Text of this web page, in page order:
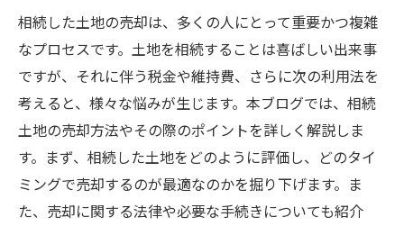
相続した土地の売却は、多くの人にとって重要かつ複雑
なプロセスです。土地を相続することは喜ばしい出来事
ですが、それに伴う税金や維持費、さらに次の利用法を
考えると、様々な悩みが生じます。本ブログでは、相続
土地の売却方法やその際のポイントを詳しく解説しま
す。まず、相続した土地をどのように評価し、どのタイ
ミングで売却するのが最適なのかを掘り下げます。ま
た、売却に関する法律や必要な手続きについても紹介